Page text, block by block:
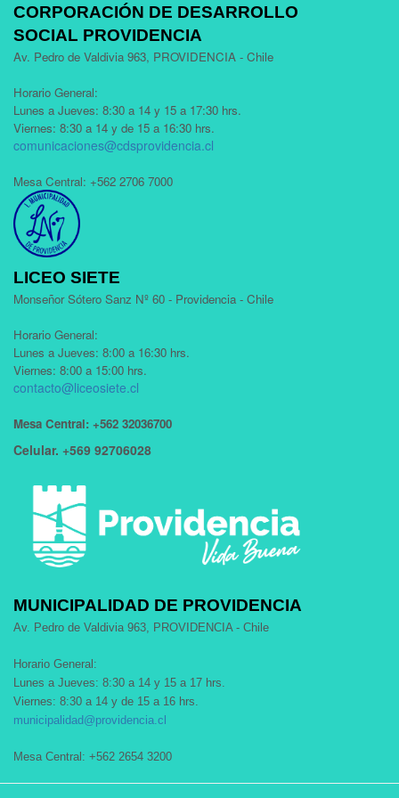
CORPORACIÓN DE DESARROLLO
SOCIAL PROVIDENCIA
Av. Pedro de Valdivia 963, PROVIDENCIA - Chile
Horario General:
Lunes a Jueves: 8:30 a 14 y 15 a 17:30 hrs.
Viernes: 8:30 a 14 y de 15 a 16:30 hrs.
comunicaciones@cdsprovidencia.cl
Mesa Central: +562 2706 7000
LICEO SIETE
Monseñor Sótero Sanz Nº 60 - Providencia - Chile
Horario General:
Lunes a Jueves: 8:00 a 16:30 hrs.
Viernes: 8:00 a 15:00 hrs.
contacto@liceosiete.cl
Mesa Central: +562 32036700
Celular. +569 92706028
MUNICIPALIDAD DE PROVIDENCIA
Av. Pedro de Valdivia 963, PROVIDENCIA - Chile
Horario General:
Lunes a Jueves: 8:30 a 14 y 15 a 17 hrs.
Viernes: 8:30 a 14 y de 15 a 16 hrs.
municipalidad@providencia.cl
Mesa Central: +562 2654 3200